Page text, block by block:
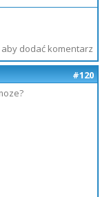
aby dodać komentarz
#120